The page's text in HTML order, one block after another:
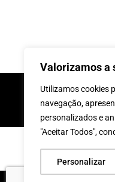
Valorizamos a
Utilizamos cookies
navegação,
personalizados e
"Aceitar Todos",
Personalizar